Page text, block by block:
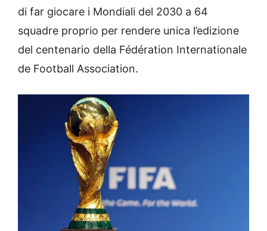
di far giocare i Mondiali del 2030 a 64
squadre proprio per rendere unica l’edizione
del centenario della Fédération Internationale
de Football Association.